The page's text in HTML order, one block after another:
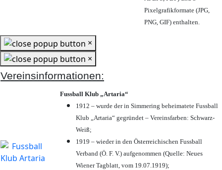
Pixelgrafikformate (JPG,
PNG, GIF) enthalten.
×
×
Vereinsinformationen:
Fussball Klub „Artaria“
1912 – wurde der in Simmering beheimatete Fussball
Klub „Artaria“ gegründet – Vereinsfarben: Schwarz-
Weiß;
1919 – wieder in den Österreichischen Fussball
Verband (Ö. F. V.) aufgenommen (Quelle: Neues
Wiener Tagblatt, vom 19.07.1919);